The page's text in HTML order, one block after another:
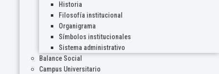
Historia
Filosofía institucional
Organigrama
Símbolos institucionales
Sistema administrativo
Balance Social
Campus Universitario